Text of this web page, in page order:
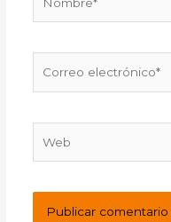
electrónico*